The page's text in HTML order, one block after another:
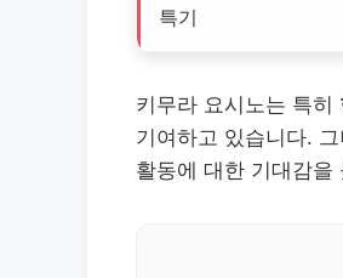
특기
키무라 요시노는 특히
기여하고 있습니다.
활동에 대한 기대감을